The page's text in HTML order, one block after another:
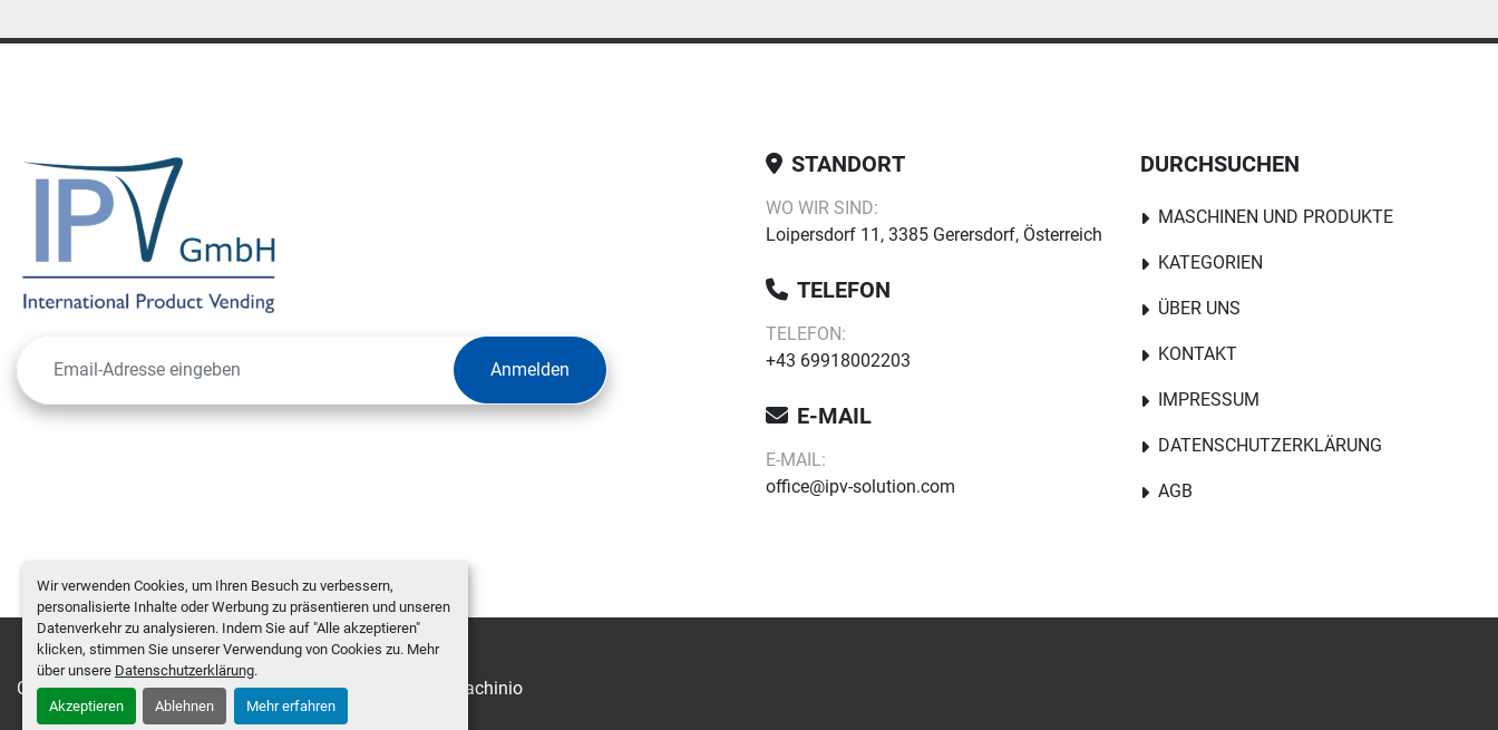
Wir verwenden Cookies, um Ihren Besuch zu verbessern,
personalisierte Inhalte oder Werbung zu präsentieren und unseren
Datenverkehr zu analysieren. Indem Sie auf "Alle akzeptieren"
klicken, stimmen Sie unserer Verwendung von Cookies zu. Mehr
über unsere Datenschutzerklärung.
Akzeptieren Ablehnen Mehr erfahren
Anmelden
STANDORT
WO WIR SIND:
Loipersdorf 11, 3385 Gerersdorf, Österreich
TELEFON
TELEFON:
+43 69918002203
E-MAIL
E-MAIL:
office@ipv-solution.com
DURCHSUCHEN
MASCHINEN UND PRODUKTE
KATEGORIEN
ÜBER UNS
KONTAKT
IMPRESSUM
DATENSCHUTZERKLÄRUNG
AGB
Cookie-Einstellungen Machinio System-Website von Machinio